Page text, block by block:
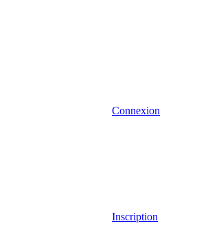
Connexion
Inscription